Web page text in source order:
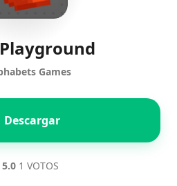
Games
Descargar
5.0 1 VOTOS